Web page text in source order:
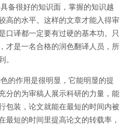
备很好的知识面，掌握的知识越
高的水平。这样的文章才能入得审
口译都一定要有过硬的基本功。只
才是一名合格的润色翻译人员，所
的作用是很明显，它能明显的提
分的为审稿人展示科研的力量，能
包装，论文就能在最短的时间内被
最短的时间里提高论文的转载率，